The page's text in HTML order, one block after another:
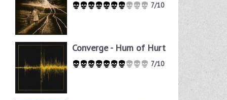
7/10
Converge - Hum of Hurt
7/10